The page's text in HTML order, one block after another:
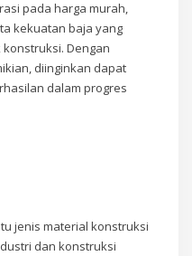
pada harga murah,
kekuatan baja yang
Dengan
diinginkan dapat
dalam progres
jenis material konstruksi
dan konstruksi